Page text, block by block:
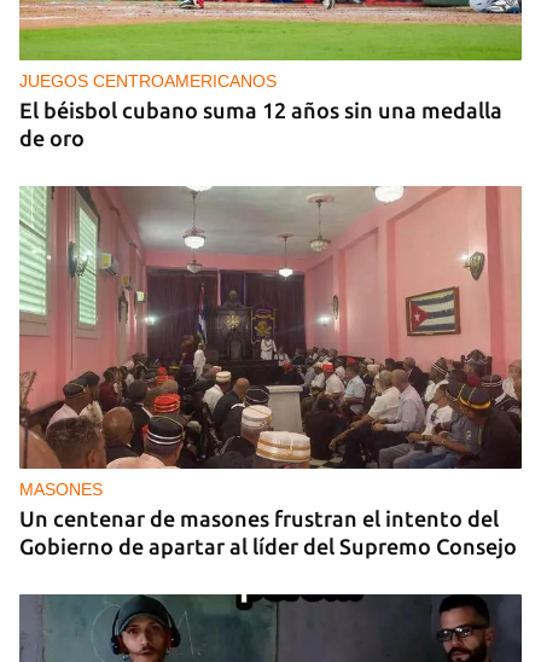
EE UU propone a la OEA convocar a los
cancilleres para "tomar medidas" contra las
decisiones de Ortega
JUEGOS CENTROAMERICANOS
El béisbol cubano suma 12 años sin una medalla
de oro
MASONES
Un centenar de masones frustran el intento del
Gobierno de apartar al líder del Supremo Consejo